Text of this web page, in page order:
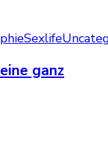
Sexlife
ganz